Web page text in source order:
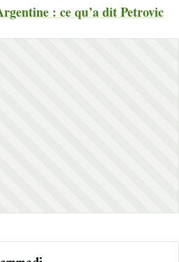
: ce qu’a dit Petrovic